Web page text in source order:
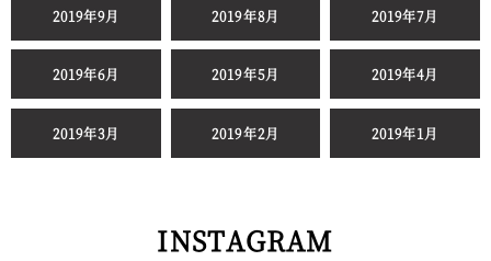
2019年9月 2019年8月 2019年7月
2019年6月 2019年5月 2019年4月
2019年3月 2019年2月 2019年1月
INSTAGRAM